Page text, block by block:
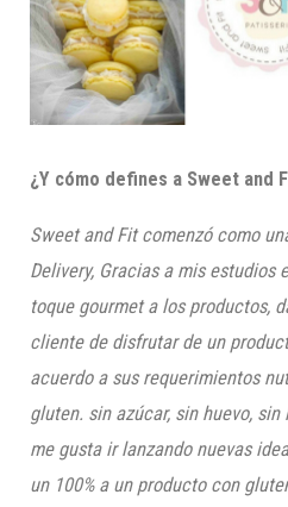
¿Y cómo defines a Sweet and
SweetandFitcomenzó como
Delivery, Gracias a mis estudios
toque gourmet a los productos,
cliente de disfrutar de un
acuerdo a sus requerimientos
gluten. sin azúcar, sin huevo,
me gusta ir lanzando nuevas
un 100% a un producto con